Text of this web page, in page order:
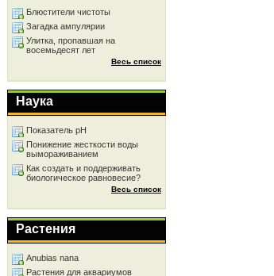
Блюстители чистоты
Загадка ампулярии
Улитка, пропавшая на
восемьдесят лет
Весь список
Наука
Показатель рН
Понижение жесткоcти воды
вымораживанием
Как создать и поддерживать
биологическое равновесие?
Весь список
Растения
Anubias nana
Растения для аквариумов